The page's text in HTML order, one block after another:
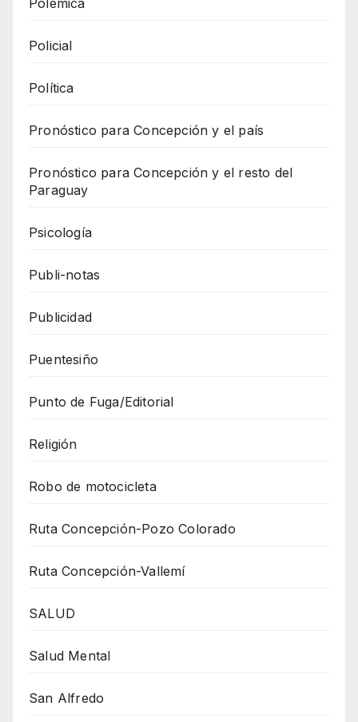
Polémica
Policial
Política
Pronóstico para Concepción y el país
Pronóstico para Concepción y el resto del
Paraguay
Psicología
Publi-notas
Publicidad
Puentesiño
Punto de Fuga/Editorial
Religión
Robo de motocicleta
Ruta Concepción-Pozo Colorado
Ruta Concepción-Vallemí
SALUD
Salud Mental
San Alfredo